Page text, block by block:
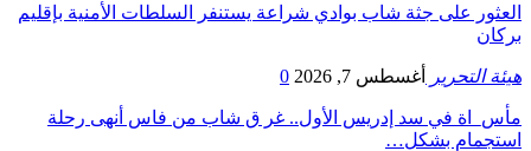
العثور على جثة شاب بوادي شراعة يستنفر السلطات الأمنية بإقليم
بركان
هيئة التحرير أغسطس 7, 2026 0
مأس_اة في سد إدريس الأول.. غر ق شاب من فاس أنهى رحلة
استجمام بشكل…